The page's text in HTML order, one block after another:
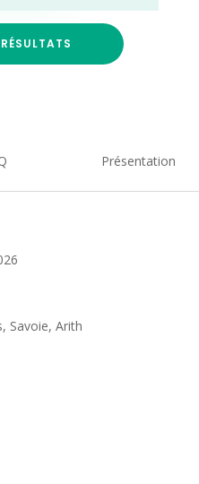
Présentation
Savoie, Arith